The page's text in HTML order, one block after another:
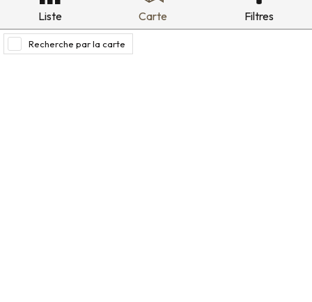
Liste Carte Filtres
Recherche par la carte